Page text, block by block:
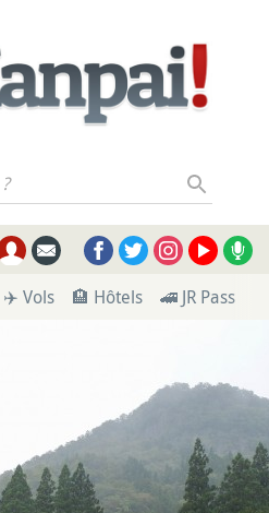
?
✈️ Vols 🏨 Hôtels 🚄 JR Pass